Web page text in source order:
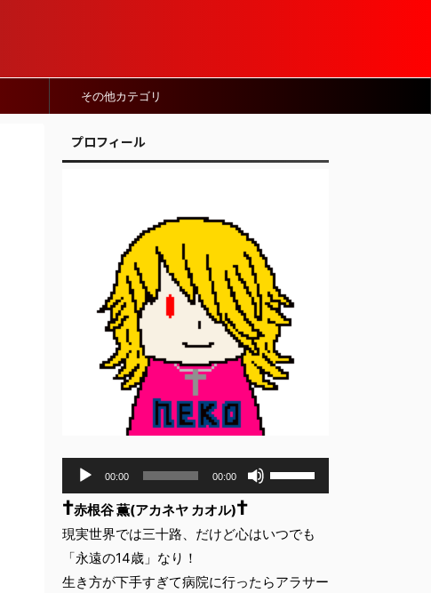
その他カテゴリ
プロフィール
プ
レ
ー
ヤ
ー
00:00 00:00
リ
ム
節
†赤根谷 薫(アカネヤ カオル)†
現実世界では三十路、だけど心はいつでも
「永遠の14歳」なり！
生き方が下手すぎて病院に行ったらアラサー